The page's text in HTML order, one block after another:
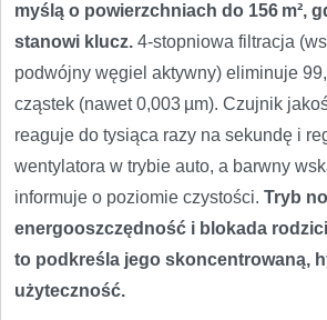
myślą o powierzchniach do 156 m²,
stanowi klucz. 4‑stopniowa filtracja
podwójny węgiel aktywny) eliminuje
cząstek (nawet 0,003 µm). Czujnik
reaguje do tysiąca razy na sekundę i
wentylatora w trybie auto, a barwny
informuje o poziomie czystości. Tryb
energooszczędność i blokada
to podkreśla jego skoncentrowaną,
użyteczność.